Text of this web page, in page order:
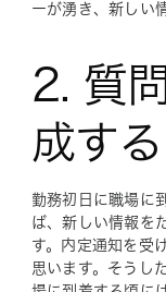
ーが湧き、新しい
2. 質
成する
勤務初日に職場に
ば、新しい情報を
す。内定通知を受
思います。そうし